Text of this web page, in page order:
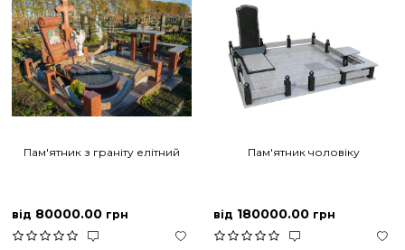
Пам'ятник з граніту елітний
від 80000.00 грн
Пам'ятник чоловіку
від 180000.00 грн